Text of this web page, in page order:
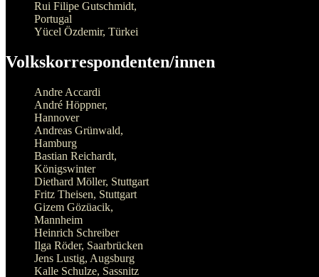
Heinrich Schreiber
Ilga Röder, Saarbrücken
Jens Lustig, Augsburg
Kiki Rebell, Kiel
K-M. Luettgen,
Leander Sukov,
Ochsenfurt
Luise Schoolmann,
Hambgurg
Maritta Brückner, Leipzig
Matthias Wolf, Potsdam
Max Bryan, Hamburg
Merle Lindemann,
Bochum
Michael Hillerband,
Recklinghausen
H. Michael Vilsmeier,
Dingolfing
Monika Oette, Leipzig
Nicola Hofediener,